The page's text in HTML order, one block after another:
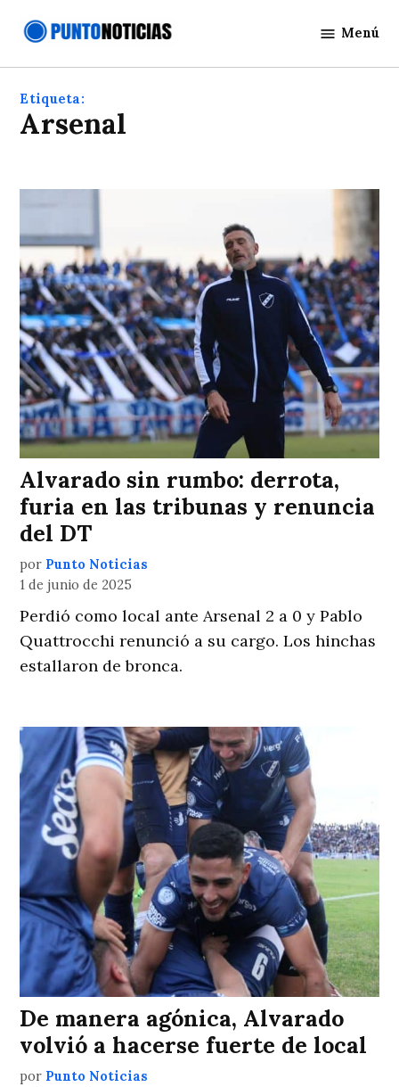
Noticias
Menú
Etiqueta:
arsenal
Alvarado sin rumbo: derrota,
furia en las tribunas y renuncia
del DT
por Punto Noticias
1 de junio de 2025
Perdió como local ante Arsenal 2 a 0 y Pablo
Quattrocchi renunció a su cargo. Los hinchas
estallaron de bronca.
De manera agónica, Alvarado
volvió a hacerse fuerte de local
por Punto Noticias